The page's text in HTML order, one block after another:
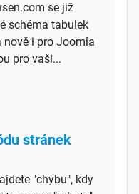
se již
schéma tabulek
i pro Joomla
pro vaši...
stránek
"chybu", kdy